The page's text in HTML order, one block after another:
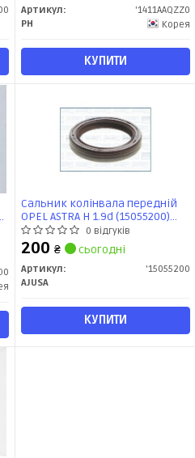
Артикул:
'1411AAQZZ0
PH
Корея
КУПИТИ
Сальник колінвала передній
OPEL ASTRA H 1.9d (15055200)
Ajusa
0 відгуків
200 ₴ сьогодні
Артикул:
'15055200
AJUSA
КУПИТИ